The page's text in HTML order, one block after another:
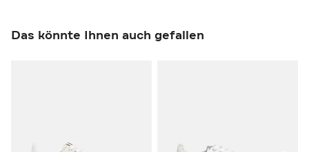
Das könnte Ihnen auch gefallen